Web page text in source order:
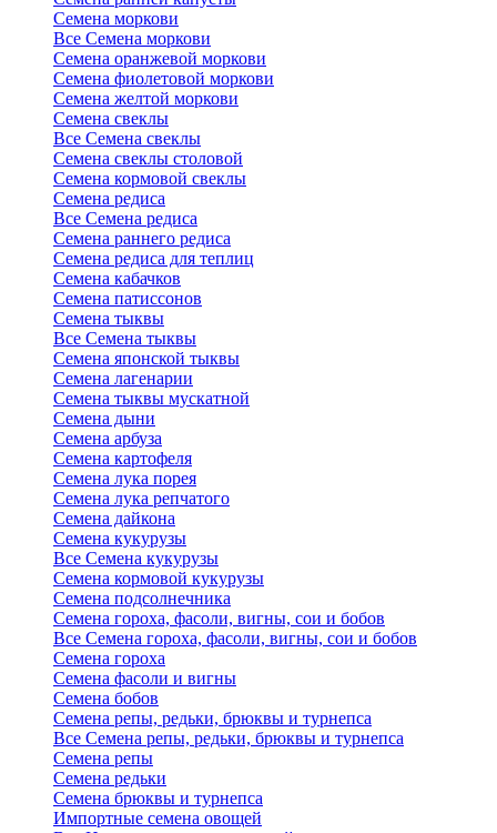
Семена моркови
Все Семена моркови
Семена оранжевой моркови
Семена фиолетовой моркови
Семена желтой моркови
Семена свеклы
Все Семена свеклы
Семена свеклы столовой
Семена кормовой свеклы
Семена редиса
Все Семена редиса
Семена раннего редиса
Семена редиса для теплиц
Семена кабачков
Семена патиссонов
Семена тыквы
Все Семена тыквы
Семена японской тыквы
Семена лагенарии
Семена тыквы мускатной
Семена дыни
Семена арбуза
Семена картофеля
Семена лука порея
Семена лука репчатого
Семена дайкона
Семена кукурузы
Все Семена кукурузы
Семена кормовой кукурузы
Семена подсолнечника
Семена гороха, фасоли, вигны, сои и бобов
Все Семена гороха, фасоли, вигны, сои и бобов
Семена гороха
Семена фасоли и вигны
Семена бобов
Семена репы, редьки, брюквы и турнепса
Все Семена репы, редьки, брюквы и турнепса
Семена репы
Семена редьки
Семена брюквы и турнепса
Импортные семена овощей